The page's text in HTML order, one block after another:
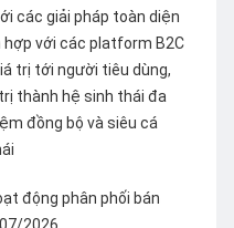
các giải pháp toàn diện
với các platform B2C
trị tới người tiêu dùng,
thành hệ sinh thái đa
đồng bộ và siêu cá
động phân phối bán